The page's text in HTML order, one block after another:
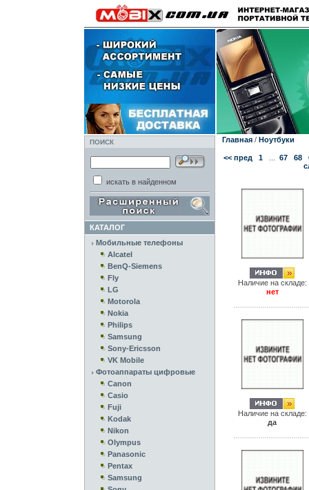
ПОИСК
искать в найденном
КАТАЛОГ
Мобильные телефоны
Alcatel
BenQ-Siemens
Fly
LG
Motorola
Nokia
Philips
Samsung
Sony-Ericsson
VK Mobile
Фотоаппараты цифровые
Canon
Casio
Fuji
Kodak
Nikon
Olympus
Panasonic
Pentax
Samsung
Главная/ Ноутбуки
<< пред 1... 67 68
Наличие на складе:
нет
Наличие на складе:
да